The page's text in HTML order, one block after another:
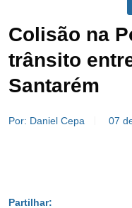
Colisão na
trânsito
Santarém
Por: Daniel Cepa 07